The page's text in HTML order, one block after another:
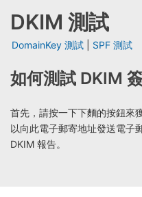
DKIM 測試
DomainKey 測試 SPF 測試
如何測試 DKIM
首先，請按一下下麵的按鈕來
以向此電子郵寄地址發送電子
DKIM 報告。